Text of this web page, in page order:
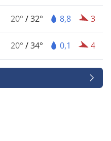
20° /32° 8,8 3
20° /34° 0,1 4